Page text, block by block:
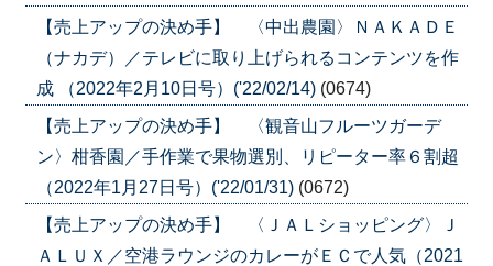
【売上アップの決め手】 〈中出農園〉ＮＡＫＡＤＥ
（ナカデ）／テレビに取り上げられるコンテンツを作
成 （2022年2月10日号）('22/02/14) (0674)
【売上アップの決め手】 〈観音山フルーツガーデ
ン〉柑香園／手作業で果物選別、リピーター率６割超
（2022年1月27日号）('22/01/31) (0672)
【売上アップの決め手】 〈ＪＡＬショッピング〉Ｊ
ＡＬＵＸ／空港ラウンジのカレーがＥＣで人気（2021